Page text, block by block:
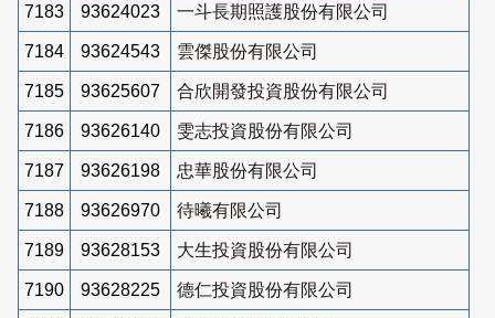
7183 93624023 一斗長期照護股份有限公司
7184 93624543 雲傑股份有限公司
7185 93625607 合欣開發投資股份有限公司
7186 93626140 雯志投資股份有限公司
7187 93626198 忠華股份有限公司
7188 93626970 待曦有限公司
7189 93628153 大生投資股份有限公司
7190 93628225 德仁投資股份有限公司